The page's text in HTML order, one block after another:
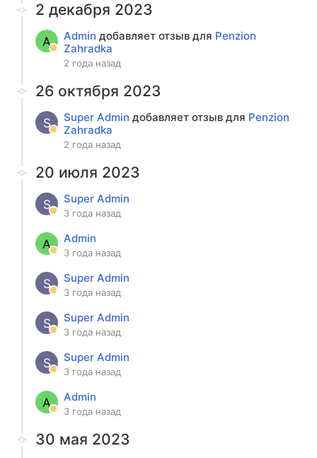
2 декабря 2023
A Admin добавляет отзыв для Penzion
Zahradka
2 года назад
26 октября 2023
S Super Admin добавляет отзыв для Penzion
Zahradka
2 года назад
20 июля 2023
S Super Admin
3 года назад
A Admin
3 года назад
S Super Admin
3 года назад
S Super Admin
3 года назад
S Super Admin
3 года назад
A Admin
3 года назад
30 мая 2023